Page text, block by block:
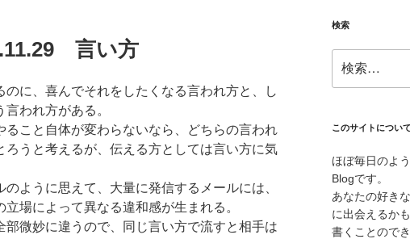
言い方
のに、喜んでそれをしたくなる言われ方と、し
われ方がある。
ること自体が変わらないなら、どちらの言われ
ろうと考えるが、伝える方としては言い方に気
ように思えて、大量に発信するメールには、
場によって異なる違和感が生まれる。
部微妙に違うので、同じ言い方で流すと相手は
検索
索:
このサイトについ
ほぼ毎日のよ
Blogです。
あなたの好き
に出会えるか
書くことので